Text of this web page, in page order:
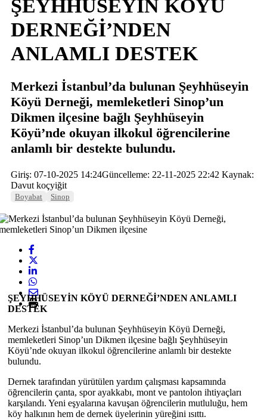
ŞEYHHÜSEYİN KÖYÜ
DERNEĞİ’NDEN
ANLAMLI DESTEK
Merkezi İstanbul’da bulunan Şeyhhüseyin
Köyü Derneği, memleketleri Sinop’un
Dikmen ilçesine bağlı Şeyhhüseyin
Köyü’nde okuyan ilkokul öğrencilerine
anlamlı bir destekte bulundu.
Giriş: 07-10-2025 14:24Güncelleme: 22-11-2025 22:42 Kaynak:
Davut koçyiğit
Boyabat Sinop
ŞEYHHÜSEYİN KÖYÜ DERNEĞİ’NDEN ANLAMLI
DESTEK
Merkezi İstanbul’da bulunan Şeyhhüseyin Köyü Derneği,
memleketleri Sinop’un Dikmen ilçesine bağlı Şeyhhüseyin
Köyü’nde okuyan ilkokul öğrencilerine anlamlı bir destekte
bulundu.
Dernek tarafından yürütülen yardım çalışması kapsamında
öğrencilerin çanta, spor ayakkabı, mont ve pantolon ihtiyaçları
karşılandı. Yeni eşyalarına kavuşan öğrencilerin mutluluğu, hem
köy halkının hem de dernek üyelerinin yüreğini ısıttı.